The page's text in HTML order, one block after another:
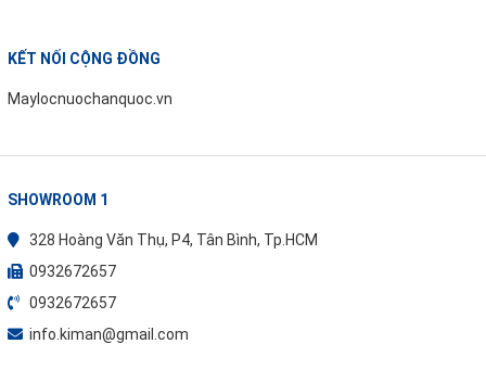
KẾT NỐI CỘNG ĐỒNG
Maylocnuochanquoc.vn
SHOWROOM 1
328 Hoàng Văn Thụ, P4, Tân Bình, Tp.HCM
0932672657
0932672657
info.kiman@gmail.com